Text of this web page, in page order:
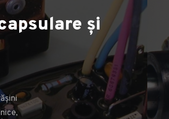
și
și
înglobare